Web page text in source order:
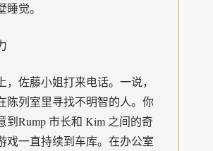
觉。
，佐藤小姐打来电话。一说，
陈列室里寻找不明智的人。你
到Rump 市长和 Kim 之间的奇
戏一直持续到车库。在办公室